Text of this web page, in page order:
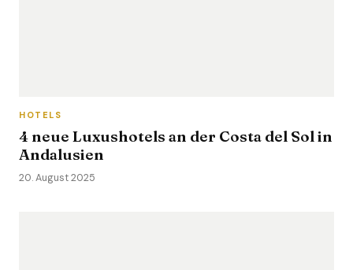
HOTELS
4 neue Luxushotels an der Costa del Sol in
Andalusien
20. August 2025